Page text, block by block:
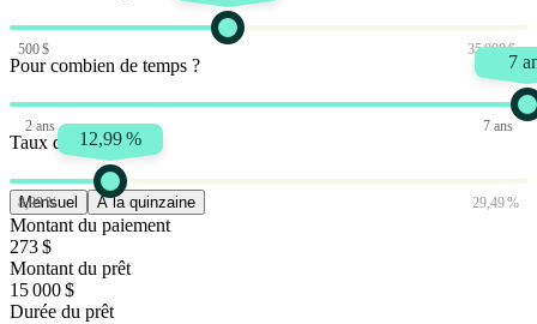
500 $ 35 000 $
Pour combien de temps ? 7
2 ans 7 ans
Taux d'intérêt12,99 %
8,99 % 29,49 %
Mensuel À la quinzaine
Montant du paiement
273 $
Montant du prêt
15 000 $
Durée du prêt